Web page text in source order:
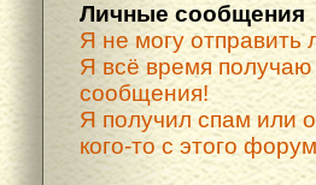
Личные сообщения
Я не могу
Я всё время
сообщения!
Я получил спам или
кого-то с этого